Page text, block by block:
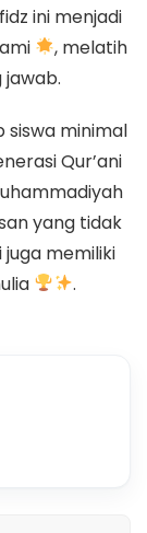
ini menjadi
, melatih
jawab.
siswa minimal
Qur’ani
yang tidak
memiliki
.